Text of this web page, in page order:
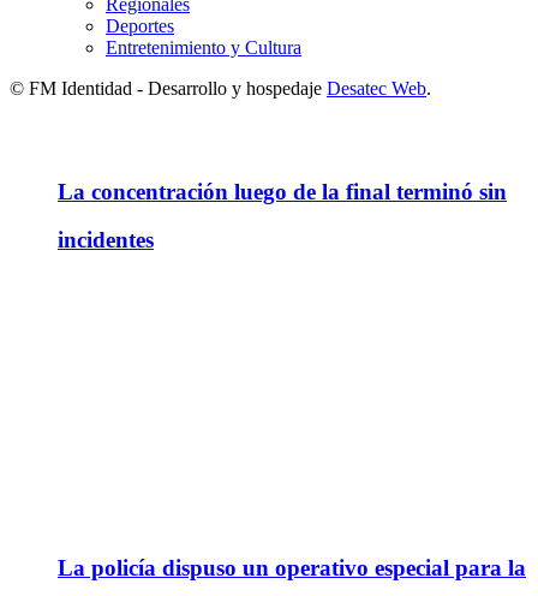
La concentración luego de la final terminó sin
incidentes
La policía dispuso un operativo especial para la
Deportes
Entretenimiento y Cultura
© FM Identidad - Desarrollo y hospedaje Desatec Web.